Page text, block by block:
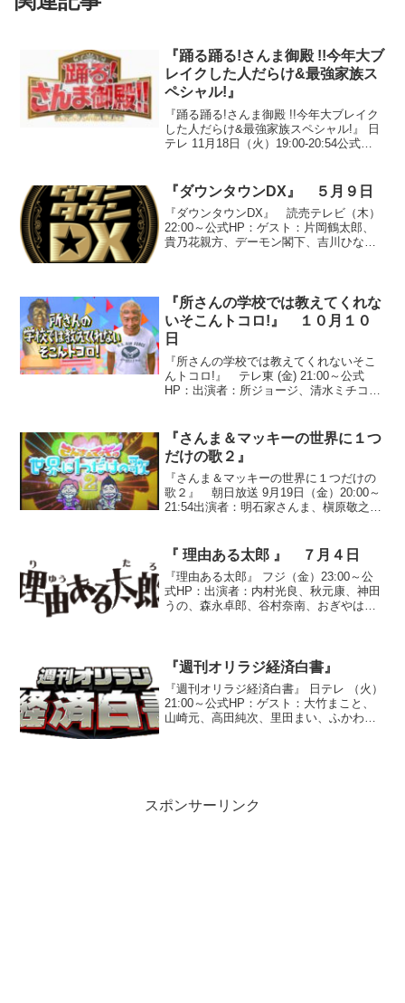
『踊る踊る!さんま御殿 !!今年大ブ
レイクした人だらけ&最強家族ス
ペシャル!』
『踊る踊る!さんま御殿 !!今年大ブレイク
した人だらけ&最強家族スペシャル!』 日
テレ 11月18日（火）19:00-20:54公式
裕策、スザンヌ、中尾明慶、野久保直...
『ダウンタウンDX』 ５月９日
『ダウンタウンDX』 読売テレビ（木）
22:00～公式HP：ゲスト：片岡鶴太郎、
貴乃花親方、デーモン閣下、吉川ひな
DX』○三浦マイ...
『所さんの学校では教えてくれな
いそこんトコロ!』 １０月１０
日
『所さんの学校では教えてくれないそこ
んトコロ!』 テレ東 (金) 21:00～公式
HP：出演者：所ジョージ、清水ミチコ、
スト『イルカはどうやって眠るの？』○答
え イル...
『さんま＆マッキーの世界に１つ
だけの歌２』
『さんま＆マッキーの世界に１つだけの
歌２』 朝日放送 9月19日（金）20:00～
21:54出演者：明石家さんま、槇原敬之、
南、千原兄弟、チュートリアル、椿姫彩
菜、西川史...
『 理由ある太郎 』 ７月４日
『理由ある太郎』 フジ（金）23:00～公
式HP：出演者：内村光良、秋元康、神田
うの、森永卓郎、谷村奈南、おぎやは
たらパソコンはどう...
『週刊オリラジ経済白書』
『週刊オリラジ経済白書』 日テレ （火）
21:00～公式HP：ゲスト：大竹まこと、
山崎元、高田純次、里田まい、ふかわり
スポンサーリンク